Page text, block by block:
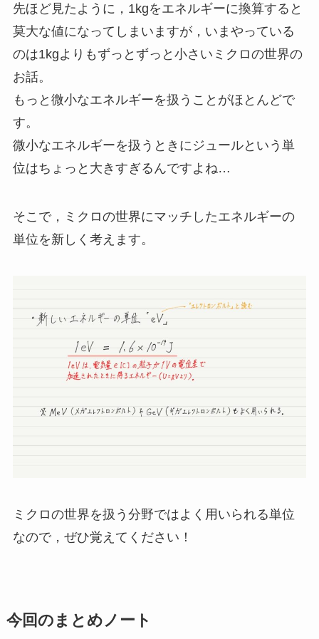
先ほど見たように，1kgをエネルギーに換算すると
莫大な値になってしまいますが，いまやっている
のは1kgよりもずっとずっと小さいミクロの世界の
お話。
もっと微小なエネルギーを扱うことがほとんどで
す。
微小なエネルギーを扱うときにジュールという単
位はちょっと大きすぎるんですよね…
そこで，ミクロの世界にマッチしたエネルギーの
単位を新しく考えます。
ミクロの世界を扱う分野ではよく用いられる単位
なので，ぜひ覚えてください！
今回のまとめノート